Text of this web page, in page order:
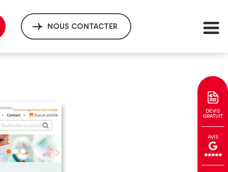
NOUS CONTACTER
DEVIS
GRATUIT
AVIS
(83)